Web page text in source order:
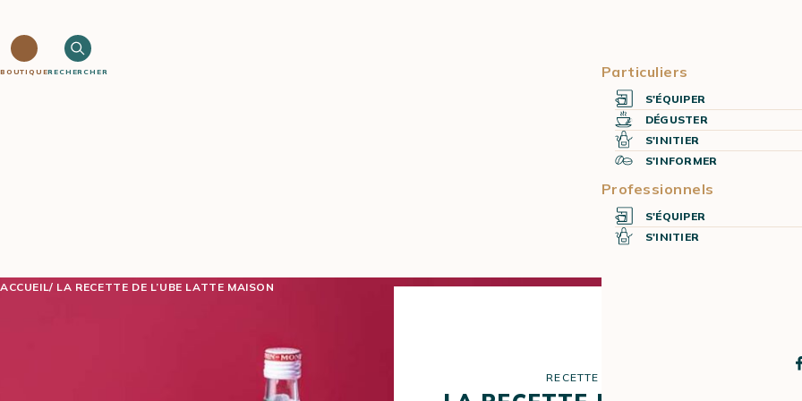
BOUTIQUERECHERCHER Particuliers
S'ÉQUIPER
DÉGUSTER
S'INITIER
S'INFORMER
Professionnels
S'ÉQUIPER
S'INITIER
ACCUEIL LA RECETTE DE L’UBE LATTE MAISON
RECETTE